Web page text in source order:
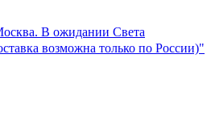
В ожидании Света
возможна только по России)"